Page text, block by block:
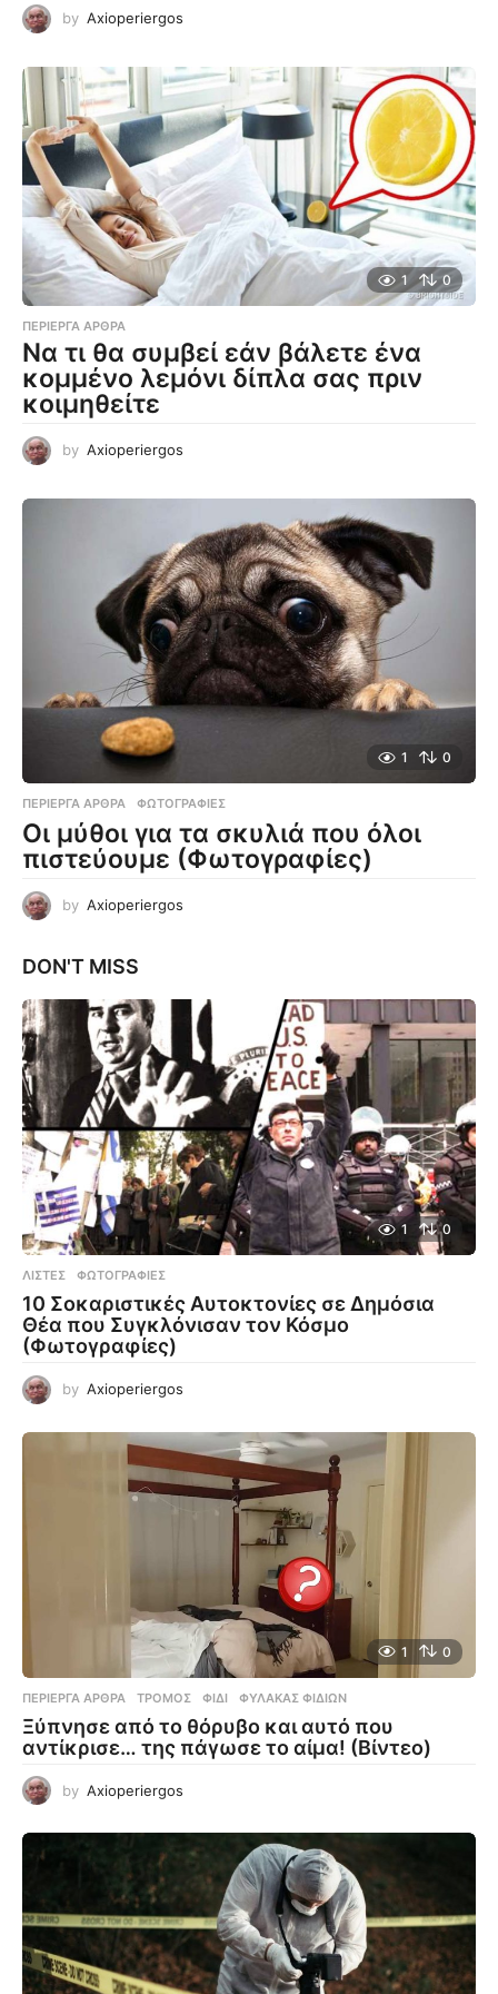
by Axioperiergos
1 0
ΠΕΡΊΕΡΓΑ ΆΡΘΡΑ
Να τι θα συμβεί εάν βάλετε ένα
κομμένο λεμόνι δίπλα σας πριν
κοιμηθείτε
by Axioperiergos
1 0
ΠΕΡΊΕΡΓΑ ΆΡΘΡΑ ,ΦΩΤΟΓΡΑΦΊΕΣ
Οι μύθοι για τα σκυλιά που όλοι
πιστεύουμε (Φωτογραφίες)
by Axioperiergos
DON'T MISS
1 0
ΛΊΣΤΕΣ ,ΦΩΤΟΓΡΑΦΊΕΣ
10 Σοκαριστικές Αυτοκτονίες σε Δημόσια
Θέα που Συγκλόνισαν τον Κόσμο
(Φωτογραφίες)
by Axioperiergos
1 0
ΠΕΡΊΕΡΓΑ ΆΡΘΡΑ ΤΡΌΜΟΣ ,ΦΊΔΙ ,ΦΎΛΑΚΑΣ ΦΙΔΙΏΝ
Ξύπνησε από το θόρυβο και αυτό που
αντίκρισε… της πάγωσε το αίμα! (Βίντεο)
by Axioperiergos